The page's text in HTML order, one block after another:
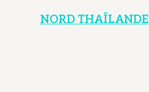
NORD THAÏLANDE